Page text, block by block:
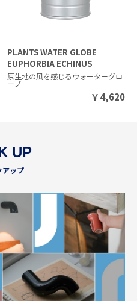
PLANTS WATER GLOBE
EUPHORBIA ECHINUS
原生地の風を感じるウォーターグロ
ーブ
￥4,620
UP
アップ